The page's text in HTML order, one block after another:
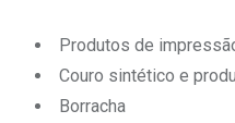
Produtos de
Couro sintético e
Borracha